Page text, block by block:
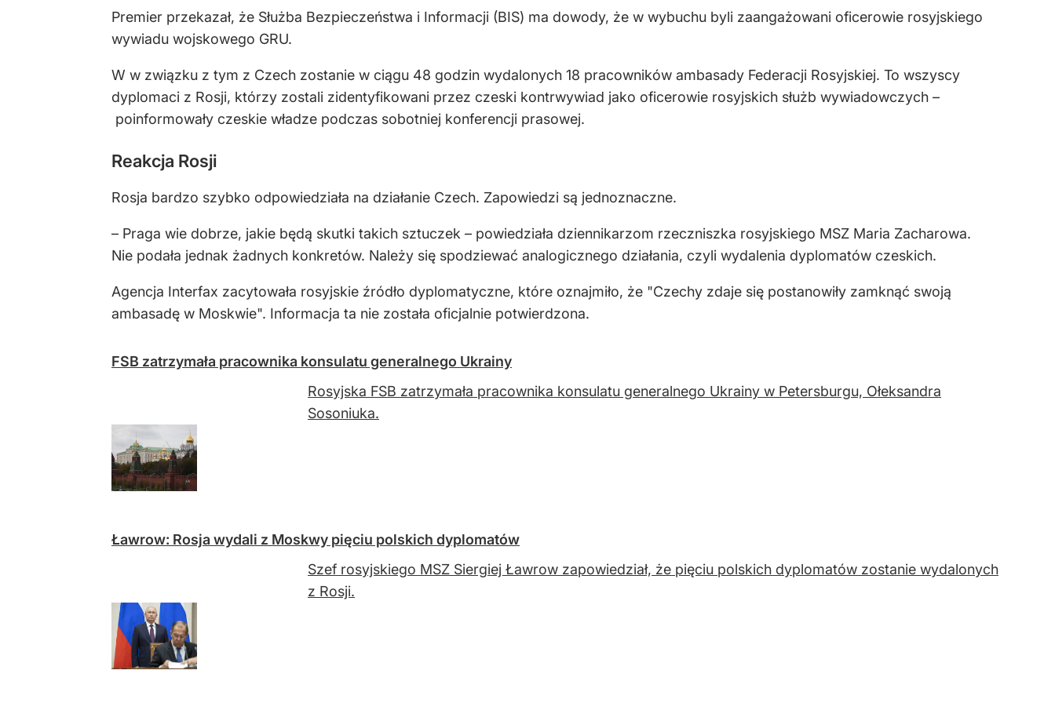
Premier przekazał, że Służba Bezpieczeństwa i Informacji (BIS) ma dowody, że w wybuchu byli zaangażowani oficerowie rosyjskiego
wywiadu wojskowego GRU.
W w związku z tym z Czech zostanie w ciągu 48 godzin wydalonych 18 pracowników ambasady Federacji Rosyjskiej. To wszyscy
dyplomaci z Rosji, którzy zostali zidentyfikowani przez czeski kontrwywiad jako oficerowie rosyjskich służb wywiadowczych –
poinformowały czeskie władze podczas sobotniej konferencji prasowej.
Reakcja Rosji
Rosja bardzo szybko odpowiedziała na działanie Czech. Zapowiedzi są jednoznaczne.
– Praga wie dobrze, jakie będą skutki takich sztuczek – powiedziała dziennikarzom rzeczniszka rosyjskiego MSZ Maria Zacharowa.
Nie podała jednak żadnych konkretów. Należy się spodziewać analogicznego działania, czyli wydalenia dyplomatów czeskich.
Agencja Interfax zacytowała rosyjskie źródło dyplomatyczne, które oznajmiło, że "Czechy zdaje się postanowiły zamknąć swoją
ambasadę w Moskwie". Informacja ta nie została oficjalnie potwierdzona.
FSB zatrzymała pracownika konsulatu generalnego Ukrainy
Rosyjska FSB zatrzymała pracownika konsulatu generalnego Ukrainy w Petersburgu, Ołeksandra
Sosoniuka.
Ławrow: Rosja wydali z Moskwy pięciu polskich dyplomatów
Szef rosyjskiego MSZ Siergiej Ławrow zapowiedział, że pięciu polskich dyplomatów zostanie wydalonych
z Rosji.